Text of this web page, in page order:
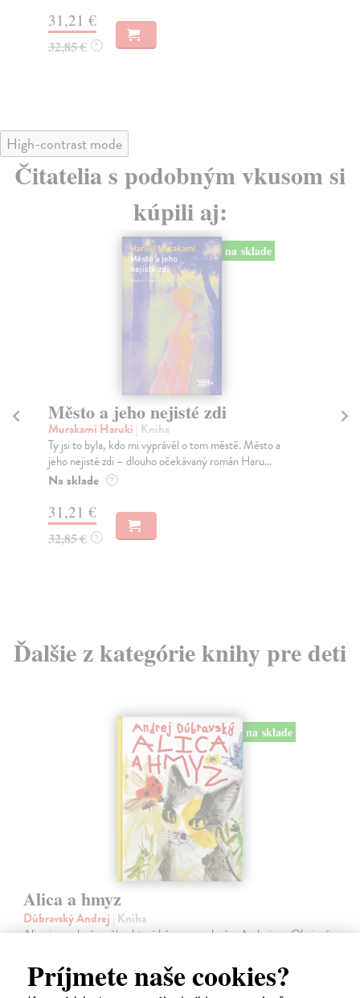
Príjmete naše cookies?
31,21 €
32,85 € ?
High-contrast mode
Čitatelia s podobným vkusom si
kúpili aj:
na sklade
Město a jeho nejisté zdi
Murakami Haruki | Kniha
Ty jsi to byla, kdo mi vyprávěl o tom městě. Město a
jeho nejisté zdi – dlouho očekávaný román Haru...
Na sklade ?
31,21 €
32,85 € ?
Ďalšie z kategórie knihy pre deti
na sklade
Alica a hmyz
Dúbravský Andrej | Kniha
Alica je zvedavá mačka, ktorá býva so zvedavým Andrejom. Obaja sú
Na sklade ?